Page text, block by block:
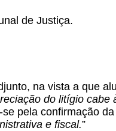
de Justiça.
na vista a que
do litígio
se pela confirmação
e fiscal.”